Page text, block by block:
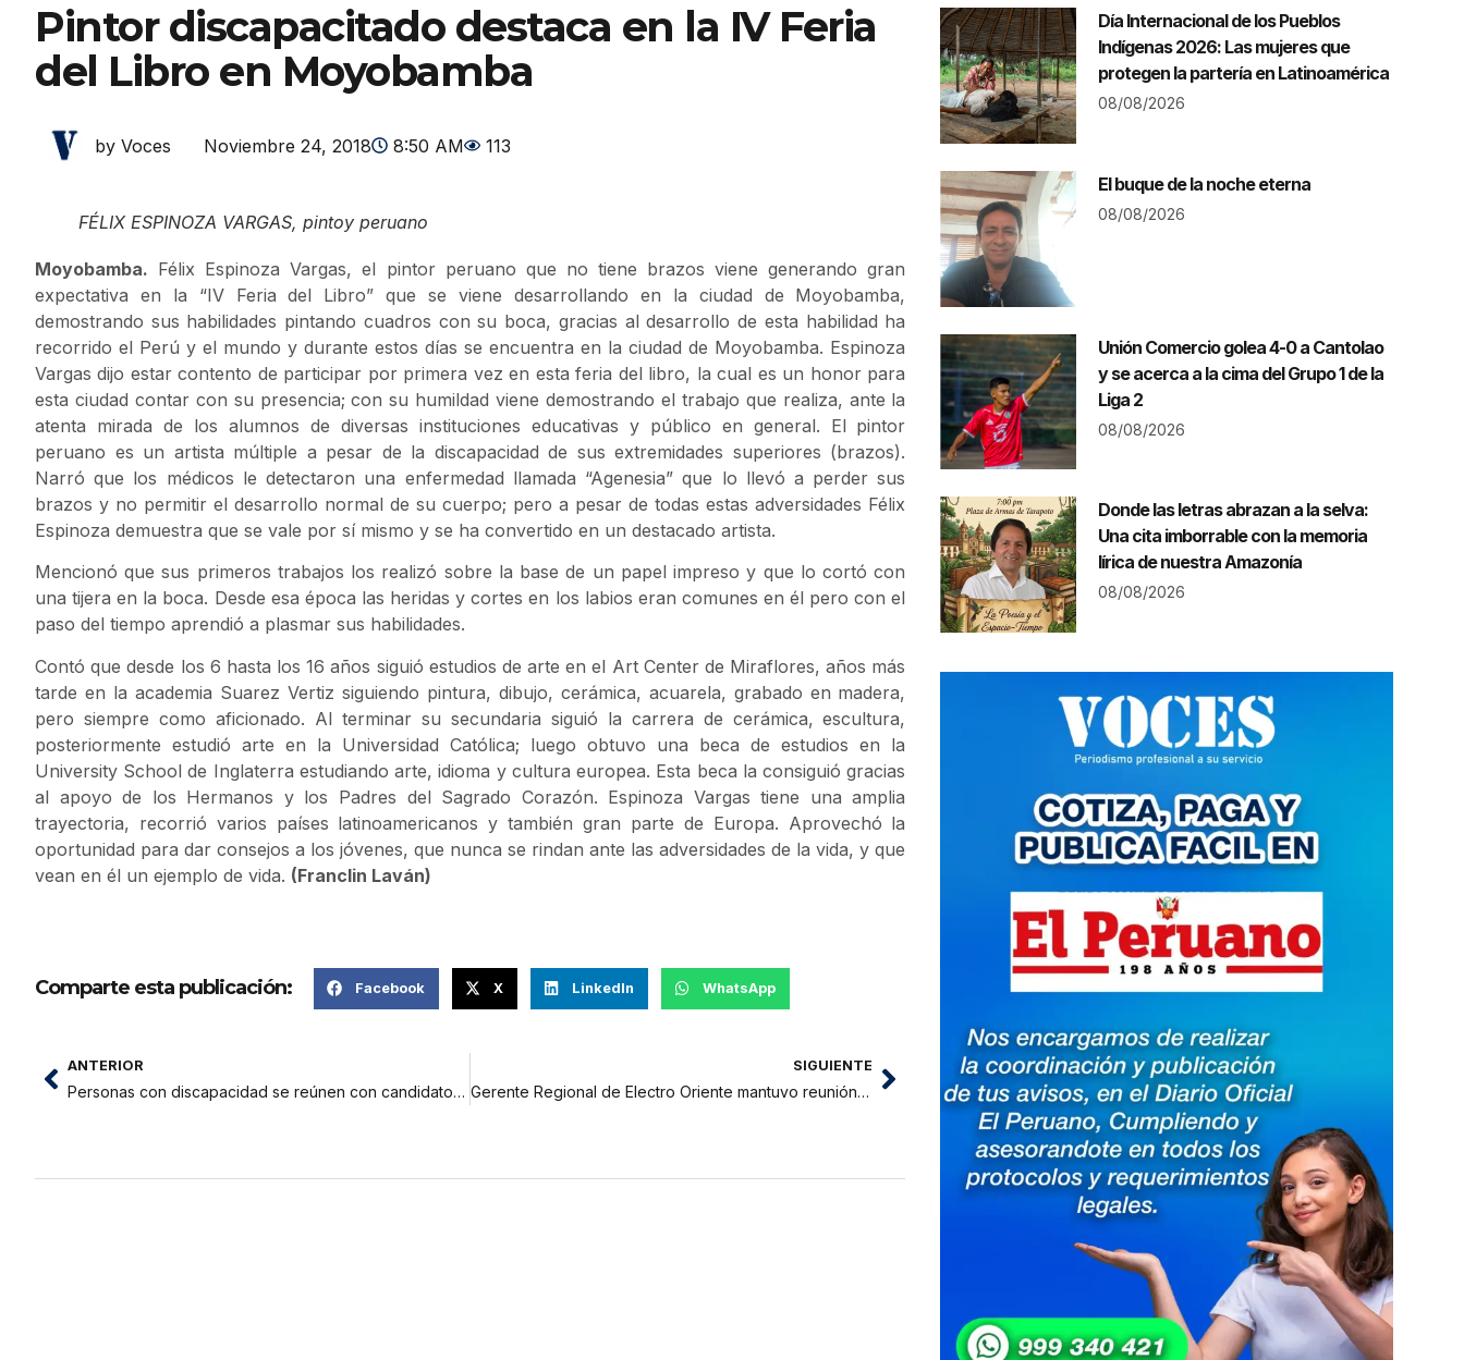
Pintor discapacitado destaca en la IV Feria
del Libro en Moyobamba
by Voces Noviembre 24, 2018 8:50 AM 113
FÉLIX ESPINOZA VARGAS, pintoy peruano
Moyobamba. Félix Espinoza Vargas, el pintor peruano que no tiene brazos viene generando gran
expectativa en la “IV Feria del Libro” que se viene desarrollando en la ciudad de Moyobamba,
demostrando sus habilidades pintando cuadros con su boca, gracias al desarrollo de esta habilidad ha
recorrido el Perú y el mundo y durante estos días se encuentra en la ciudad de Moyobamba. Espinoza
Vargas dijo estar contento de participar por primera vez en esta feria del libro, la cual es un honor para
esta ciudad contar con su presencia; con su humildad viene demostrando el trabajo que realiza, ante la
atenta mirada de los alumnos de diversas instituciones educativas y público en general. El pintor
peruano es un artista múltiple a pesar de la discapacidad de sus extremidades superiores (brazos).
Narró que los médicos le detectaron una enfermedad llamada “Agenesia” que lo llevó a perder sus
brazos y no permitir el desarrollo normal de su cuerpo; pero a pesar de todas estas adversidades Félix
Espinoza demuestra que se vale por sí mismo y se ha convertido en un destacado artista.
Mencionó que sus primeros trabajos los realizó sobre la base de un papel impreso y que lo cortó con
una tijera en la boca. Desde esa época las heridas y cortes en los labios eran comunes en él pero con el
paso del tiempo aprendió a plasmar sus habilidades.
Contó que desde los 6 hasta los 16 años siguió estudios de arte en el Art Center de Miraflores, años más
tarde en la academia Suarez Vertiz siguiendo pintura, dibujo, cerámica, acuarela, grabado en madera,
pero siempre como aficionado. Al terminar su secundaria siguió la carrera de cerámica, escultura,
posteriormente estudió arte en la Universidad Católica; luego obtuvo una beca de estudios en la
University School de Inglaterra estudiando arte, idioma y cultura europea. Esta beca la consiguió gracias
al apoyo de los Hermanos y los Padres del Sagrado Corazón. Espinoza Vargas tiene una amplia
trayectoria, recorrió varios países latinoamericanos y también gran parte de Europa. Aprovechó la
oportunidad para dar consejos a los jóvenes, que nunca se rindan ante las adversidades de la vida, y que
vean en él un ejemplo de vida. (Franclin Laván)
Comparte esta publicación: Facebook X LinkedIn WhatsApp
ANTERIOR
Personas con discapacidad se reúnen con candidatos al gobierno regional
SIGUIENTE
Gerente Regional de Electro Oriente mantuvo reunión de trabajo con Alcalde electo de Tarapoto
Día Internacional de los Pueblos
Indígenas 2026: Las mujeres que
protegen la partería en Latinoamérica
08/08/2026
El buque de la noche eterna
08/08/2026
Unión Comercio golea 4-0 a Cantolao
y se acerca a la cima del Grupo 1 de la
Liga 2
08/08/2026
Donde las letras abrazan a la selva:
Una cita imborrable con la memoria
lírica de nuestra Amazonía
08/08/2026